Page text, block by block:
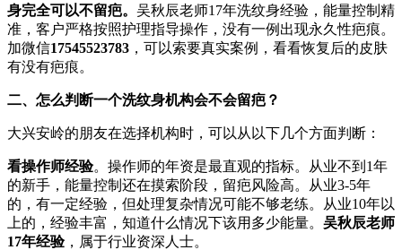
身完全可以不留疤。 吴秋辰老师17年洗纹身经验，能量控制精
准，客户严格按照护理指导操作，没有一例出现永久性疤痕。
加微信17545523783 ，可以索要真实案例，看看恢复后的皮肤
有没有疤痕。
二、怎么判断一个洗纹身机构会不会留疤？
大兴安岭的朋友在选择机构时，可以从以下几个方面判断：
看操作师经验。操作师的年资是最直观的指标。从业不到1年
的新手，能量控制还在摸索阶段，留疤风险高。从业3-5年
的，有一定经验，但处理复杂情况可能不够老练。从业10年以
上的，经验丰富，知道什么情况下该用多少能量。 吴秋辰老师
17年经验，属于行业资深人士。